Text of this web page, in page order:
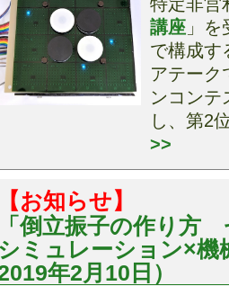
講座 」
で構成す
アテーク
ンコン
し、第2
>>
【お知らせ】
「倒立振子の作り
シミュレーション×機
年2月10日）